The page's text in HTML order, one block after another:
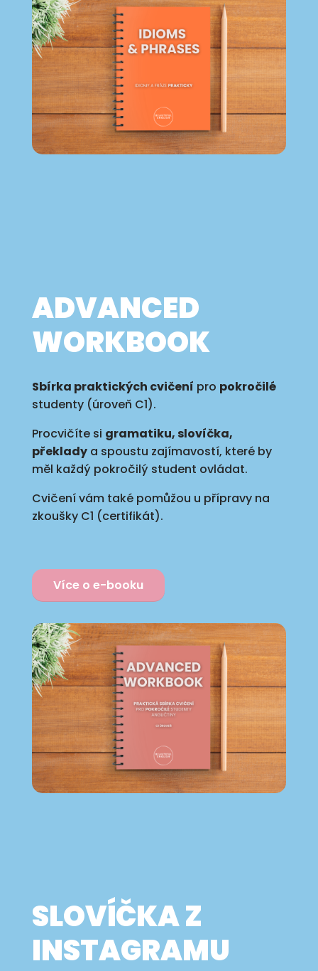
ADVANCED
WORKBOOK
Sbírka praktických cvičení pro pokročilé
studenty (úroveň C1).
Procvičíte si gramatiku, slovíčka,
překladya spoustu zajímavostí, které by
měl každý pokročilý student ovládat.
Cvičení vám také pomůžou u přípravy na
zkoušky C1 (certifikát).
Více o e-booku
SLOVÍČKA Z
INSTAGRAMU